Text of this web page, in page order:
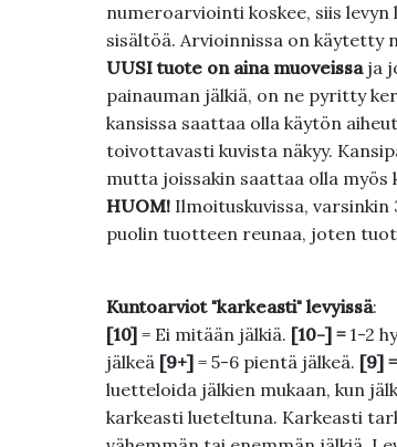
numeroarviointi koskee, siis levyn
sisältöä. Arvioinnissa on käytetty
UUSI tuote on aina muoveissa ja
painauman jälkiä, on ne pyritty
kansissa saattaa olla käytön
toivottavasti kuvista näkyy.
mutta joissakin saattaa olla
HUOM!Ilmoituskuvissa, varsinkin
puolin tuotteen reunaa, joten
Kuntoarviot "karkeasti" levyissä:
[10]= Ei mitään jälkiä. [10-] = 1-2
jälkeä [9+]= 5-6 pientä jälkeä. [9] =
luetteloida jälkien mukaan, kun
karkeasti lueteltuna. Karkeasti